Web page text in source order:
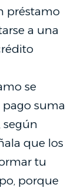
préstamo
a una
se
pago suma
según
que los
tu
porque